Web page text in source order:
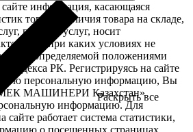
Раскрыть все
информация, касающаяся
товара, наличия товара на складе,
перечня услуг, носит
и ни при каких условиях не
определяемой положениями
кодекса РК. Регистрируясь на сайте
свою персональную информацию, Вы
МАШИНЕРИ Казахстан»
информацию. Для
сайте работает система статистики,